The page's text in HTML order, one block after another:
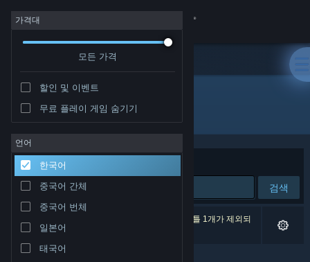
로그인
커뮤니티
정보
지원
언어 변경
Steam 모바일 앱 다운로드
가격대
모든 가격
할인 및 이벤트
무료 플레이 게임 숨기기
언어
한국어
중국어 간체
중국어 번체
일본어
태국어
개발자: Новый Диск
정렬 기준 연관성
검색
검색 결과가 0개 있습니다. 환경 설정에 따라 타이틀 1개가 제외되
었습니다.